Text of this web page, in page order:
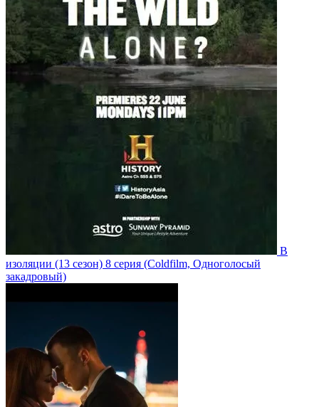
В
изоляции (13 сезон) 8 серия (Coldfilm, Одноголосый
закадровый)